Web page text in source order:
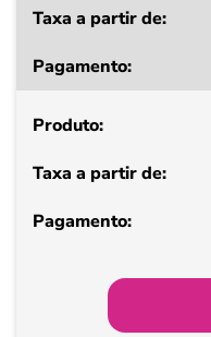
a
de
Pagamento